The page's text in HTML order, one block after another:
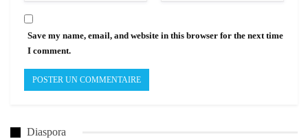
Save my name, email, and website in this browser for the next time
I comment.
Diaspora